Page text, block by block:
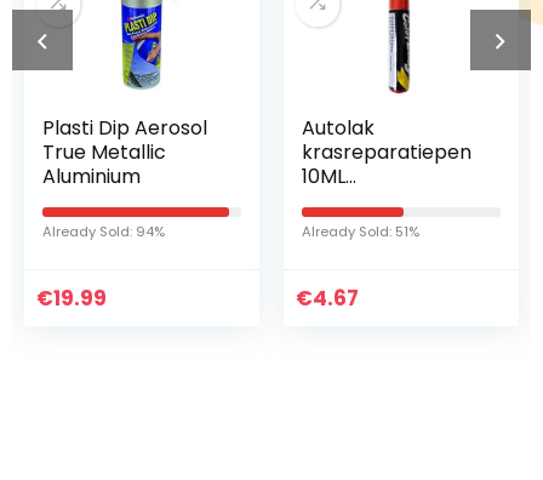
Plasti Dip Aerosol
True Metallic
Aluminium
Already Sold: 94%
€19.99
Autolak
krasreparatiepen
10ML
retoucheerpenne
n voor auto’s
Miracle Vanish-
autokrassen –
Already Sold: 51%
€4.67